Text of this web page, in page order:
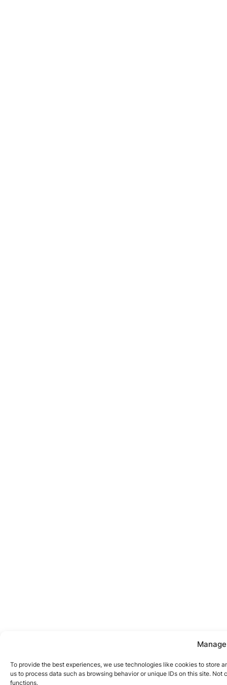
To provide the best experiences, we use technologies like cookies to
us to process data such as browsing behavior or unique IDs on this site.
functions.